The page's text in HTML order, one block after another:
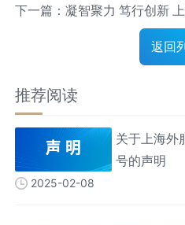
站式综合服务中心工作总结交
返回
下一篇：凝智聚力 笃行创新 上海外服四川公司举办央国企
人力资源管理高质量发展交流会
推荐阅读
关于上海外
号的声明
2025-02-08